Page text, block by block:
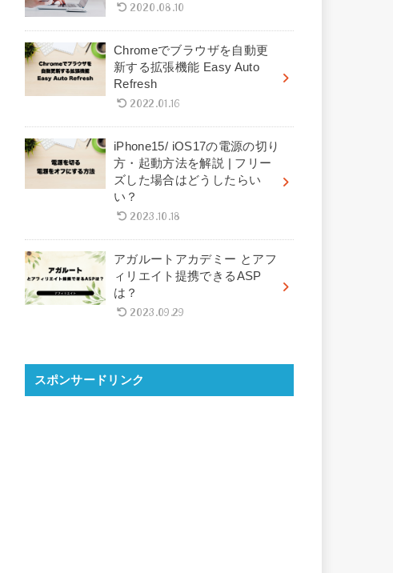
2020.08.10
Chromeでブラウザを自動更
新する拡張機能 Easy Auto
Refresh
2022.01.16
iPhone15/ iOS17の電源の切り
方・起動方法を解説 | フリー
ズした場合はどうしたらい
い？
2023.10.18
アガルートアカデミー とアフ
ィリエイト提携できるASP
は？
2023.09.29
スポンサードリンク